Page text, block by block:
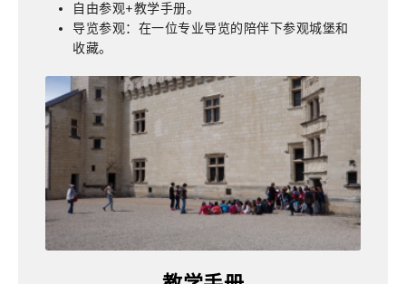
自由参观+教学手册。
导览参观：在一位专业导览的陪伴下参观城堡和
收藏。